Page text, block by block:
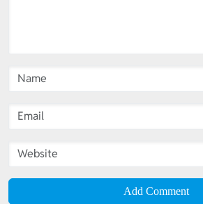
Add Comment